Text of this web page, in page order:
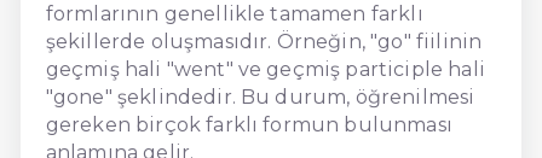
formlarının genellikle tamamen farklı
şekillerde oluşmasıdır. Örneğin, "go" fiilinin
geçmiş hali "went" ve geçmiş participle hali
"gone" şeklindedir. Bu durum, öğrenilmesi
gereken birçok farklı formun bulunması
anlamına gelir.